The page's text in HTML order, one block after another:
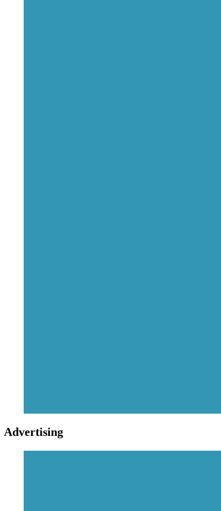
Advertising